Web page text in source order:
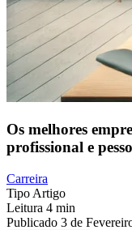
Os melhores
profissional e
Carreira
Tipo Artigo
Leitura 4 min
Publicado 3 de